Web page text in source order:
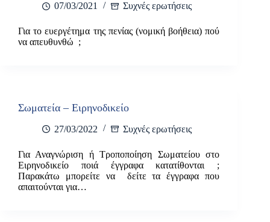
07/03/2021 Συχνές ερωτήσεις
Για το ευεργέτημα της πενίας (νομική βοήθεια) πού
να απευθυνθώ ;
Σωματεία – Ειρηνοδικείο
27/03/2022 Συχνές ερωτήσεις
Για Αναγνώριση ή Τροποποίηση Σωματείου στο
Ειρηνοδικείο ποιά έγγραφα κατατίθονται ;
Παρακάτω μπορείτε να δείτε τα έγγραφα που
απαιτούνται για…